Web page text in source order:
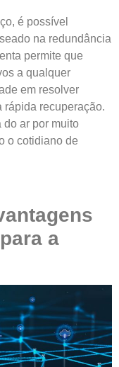
é possível
na redundância
permite que
a qualquer
em resolver
rápida recuperação.
do ar por muito
o cotidiano de
a